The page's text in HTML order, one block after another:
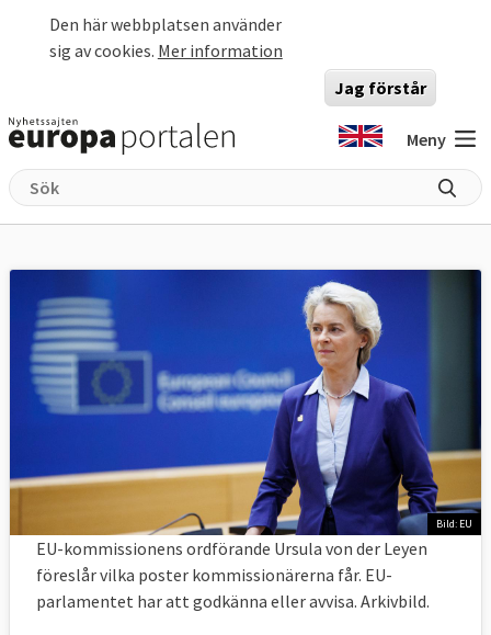
Den här webbplatsen använder
sig av cookies. Mer information
Jag förstår
Meny
Bild: EU
EU-kommissionens ordförande Ursula von der Leyen
föreslår vilka poster kommissionärerna får. EU-
parlamentet har att godkänna eller avvisa. Arkivbild.